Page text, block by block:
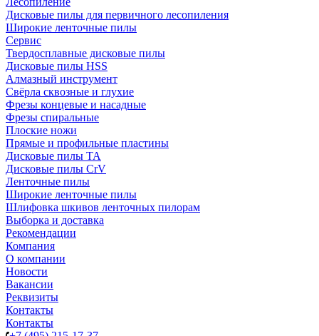
Дисковые пилы для первичного лесопиления
Широкие ленточные пилы
Сервис
Твердосплавные дисковые пилы
Дисковые пилы HSS
Алмазный инструмент
Свёрла сквозные и глухие
Фрезы концевые и насадные
Фрезы спиральные
Плоские ножи
Прямые и профильные пластины
Дисковые пилы TA
Дисковые пилы CrV
Ленточные пилы
Широкие ленточные пилы
Шлифовка шкивов ленточных пилорам
Выборка и доставка
Рекомендации
Компания
О компании
Новости
Вакансии
Реквизиты
Контакты
Контакты